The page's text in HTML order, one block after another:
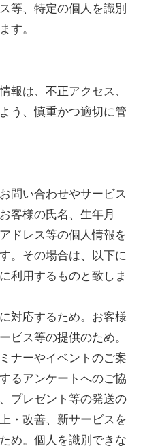
等、特定の個人を識別
す。
報は、不正アクセス、
う、慎重かつ適切に管
問い合わせやサービス
客様の氏名、生年月
ドレス等の個人情報を
。その場合は、以下に
利用するものと致しま
対応するため。お客様
ビス等の提供のため。
ナーやイベントのご案
るアンケートへのご協
プレゼント等の発送の
・改善、新サービスを
め。個人を識別できな